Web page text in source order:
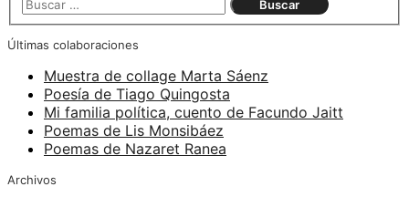
Últimas colaboraciones
Muestra de collage Marta Sáenz
Poesía de Tiago Quingosta
Mi familia política, cuento de Facundo Jaitt
Poemas de Lis Monsibáez
Poemas de Nazaret Ranea
Archivos